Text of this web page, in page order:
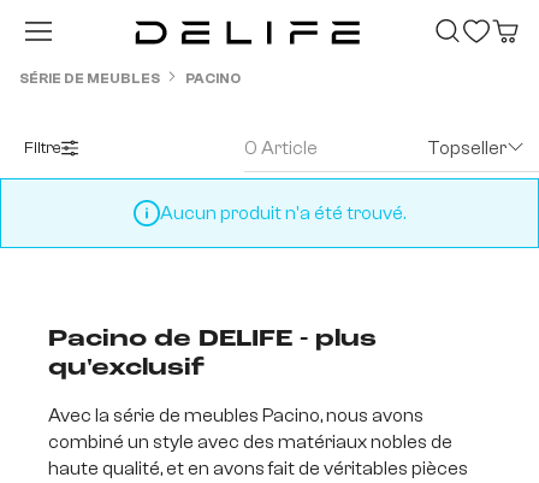
Passer au contenu principal
SÉRIE DE MEUBLES PACINO
Filtre 0 Article Topseller
Aucun produit n'a été trouvé.
Pacino de DELIFE - plus
qu'exclusif
Avec la série de meubles Pacino, nous avons
combiné un style avec des matériaux nobles de
haute qualité, et en avons fait de véritables pièces